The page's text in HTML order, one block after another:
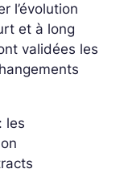
l’évolution
et à long
validées les
les